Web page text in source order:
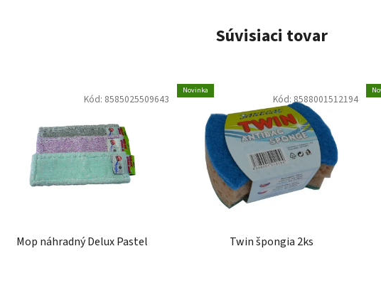
Súvisiaci tovar
Mop náhradný Delux Pastel
Kód: 8585025509643
Novinka
Twin špongia 2ks
Kód:8588001512194